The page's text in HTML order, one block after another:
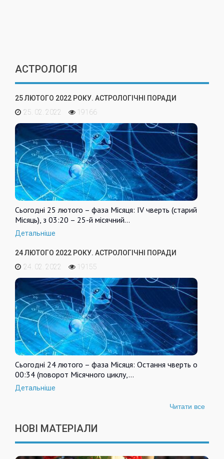
АСТРОЛОГІЯ
25 ЛЮТОГО 2022 РОКУ. АСТРОЛОГІЧНІ ПОРАДИ
25. 02. 2022
19166
Сьогодні 25 лютого – фаза Місяця: IV чверть (старий
Місяць), з 03:20 – 25-й місячний…
Детальніше
24 ЛЮТОГО 2022 РОКУ. АСТРОЛОГІЧНІ ПОРАДИ
24. 02. 2022
19155
Сьогодні 24 лютого – фаза Місяця: Остання чверть о
00:34 (поворот Місячного циклу,…
Детальніше
Читати все
НОВІ МАТЕРІАЛИ